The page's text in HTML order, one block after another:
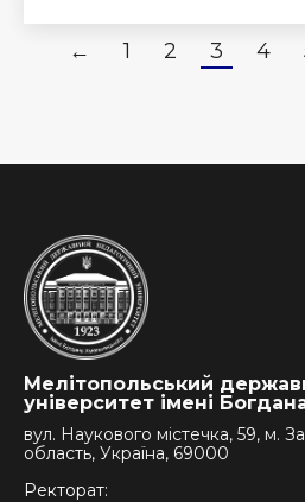
← 1 2 3 4
Мелітопольський
університет імені
вул. Наукового містечка, 59, м.
область, Україна, 69000
Ректорат: